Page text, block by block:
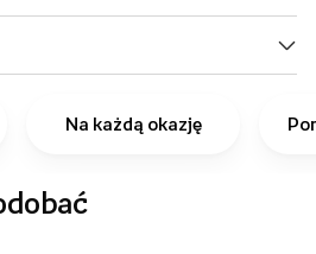
Na każdą okazję